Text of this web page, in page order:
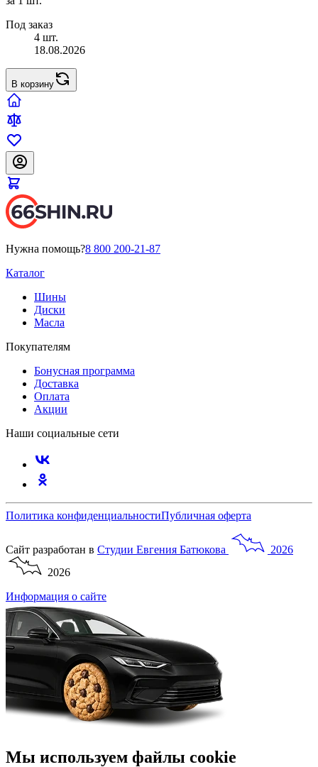
Под заказ
4 шт.
18.08.2026
В корзину
Нужна помощь?8 800 200-21-87
Каталог
Шины
Диски
Масла
Покупателям
Бонусная программа
Доставка
Оплата
Акции
Наши социальные сети
Политика конфиденциальностиПубличная оферта
Сайт разработан в Студии Евгения Батюкова
2026
2026
Информация о сайте
Мы используем файлы cookie